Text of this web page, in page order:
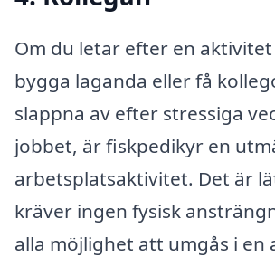
Om du letar efter en
bygga laganda eller få
slappna av efter stressiga
jobbet, är fiskpedikyr en
arbetsplatsaktivitet. Det är
kräver ingen fysisk
alla möjlighet att umgås i en